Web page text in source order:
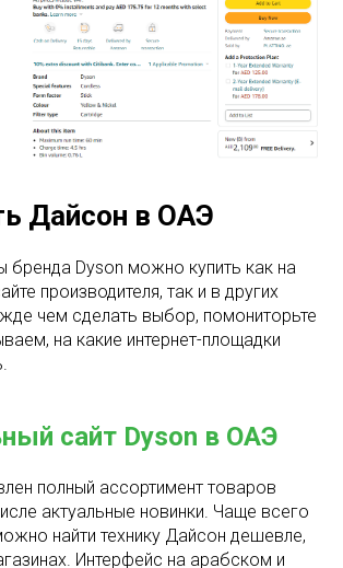
Дайсон в ОАЭ
бренда Dyson можно купить как на
производителя, так и в других
чем сделать выбор, помониторьте
на какие интернет-площадки
сайт Dyson в ОАЭ
полный ассортимент товаров
актуальные новинки. Чаще всего
найти технику Дайсон дешевле,
Интерфейс на арабском и